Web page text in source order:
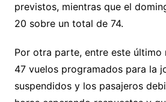
previstos, mientras que el
20 sobre un total de 74.
Por otra parte, entre este último
47 vuelos programados para la
suspendidos y los pasajeros